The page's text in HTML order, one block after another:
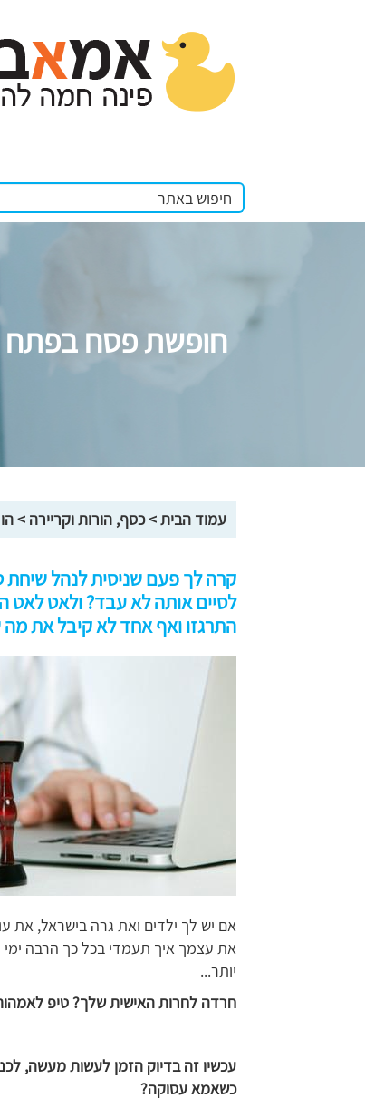
חופשת פסח
עמוד הבית>כסף, הורות וקריירה >
קרה לך פעם שניסית לנהל שיחת
לסיים אותה לא עבד? ולאט לאט
התרגזו ואף אחד לא קיבל את מה
אם יש לך ילדים ואת גרה בישראל, את
את עצמך איך תעמדי בכל כך הרבה
יותר...
חרדה לחרות האישית שלך? טיפ
עכשיו זה בדיוק הזמן לעשות מעשה,
כשאמא עסוקה?